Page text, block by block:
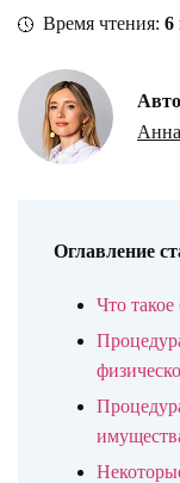
Время чтения: 6
Оглавление
Что